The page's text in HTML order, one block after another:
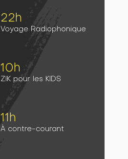
22h
Voyage Radiophonique
10h
ZIK pour les KIDS
11h
À contre-courant